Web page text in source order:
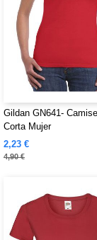
Gildan GN641-
Corta Mujer
2,23 €
4,90 €